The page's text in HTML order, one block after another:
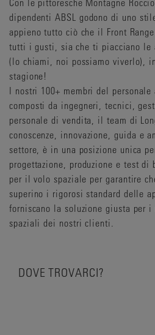
dipendenti ABSL godono di uno
appieno tutto ciò che il Front
tutti i gusti, sia che ti piacciano
(lo chiami, noi possiamo viverlo),
stagione!
I nostri 100+ membri del
composti da ingegneri, tecnici,
personale di vendita, il team di
conoscenze, innovazione, guida e
settore, è in una posizione unica
progettazione, produzione e test
per il volo spaziale per garantire
superino i rigorosi standard delle
forniscano la soluzione giusta per
spaziali dei nostri clienti.
DOVE TROVARCI?